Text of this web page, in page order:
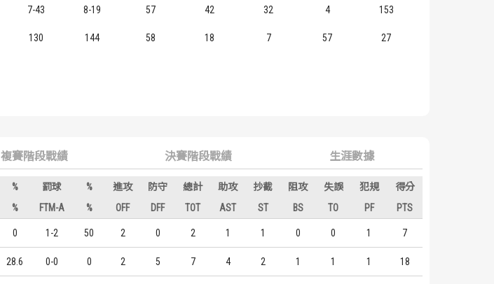
7-43 8-19 57 42 32 4 153
130 144 58 18 7 57 27
複賽階段戰績 決賽階段戰績 生涯數據
% 罰球 % 進攻 防守 總計 助攻 抄截 阻攻 失誤 犯規
得分
% FTM-A % OFF DFF TOT AST ST BS TO PF PTS
0 1-2 50 2 0 2 1 1 0 0 1 7
28.6 0-0 0 2 5 7 4 2 1 1 1 18